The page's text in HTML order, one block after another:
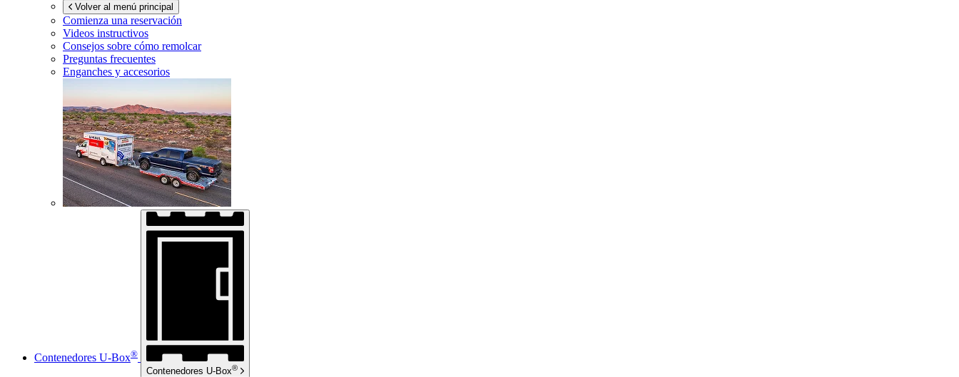
Volver al menú principal
Comienza una reservación
Videos instructivos
Consejos sobre cómo remolcar
Preguntas frecuentes
Enganches y accesorios
Contenedores U-Box®
Contenedores U-Box®